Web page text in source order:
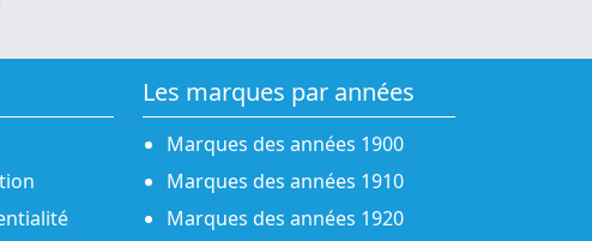
Les marques par années
Marques des années 1900
Marques des années 1910
Marques des années 1920